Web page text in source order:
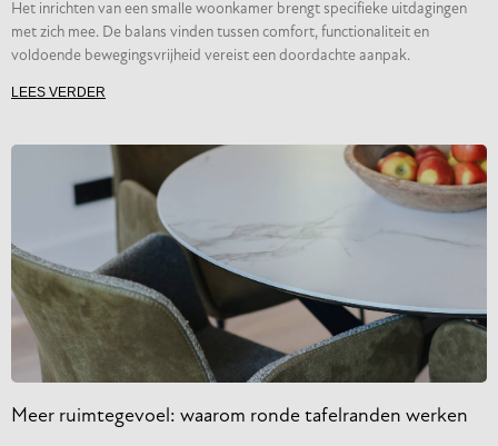
Het inrichten van een smalle woonkamer brengt specifieke uitdagingen
met zich mee. De balans vinden tussen comfort, functionaliteit en
voldoende bewegingsvrijheid vereist een doordachte aanpak.
LEES VERDER
Meer ruimtegevoel: waarom ronde tafelranden werken